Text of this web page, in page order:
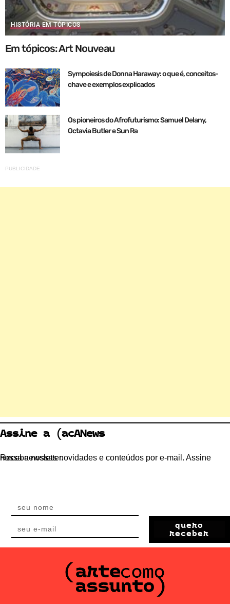
HISTÓRIA EM TÓPICOS
Em tópicos: Art Nouveau
Sympoiesis de Donna Haraway: o que é, conceitos-
chave e exemplos explicados
Os pioneiros do Afrofuturismo: Samuel Delany,
Octavia Butler e Sun Ra
PUBLICIDADE
Assine a (acANews
Receba nossas novidades e conteúdos por e-mail. Assine nossa newsletter.
quero
receber